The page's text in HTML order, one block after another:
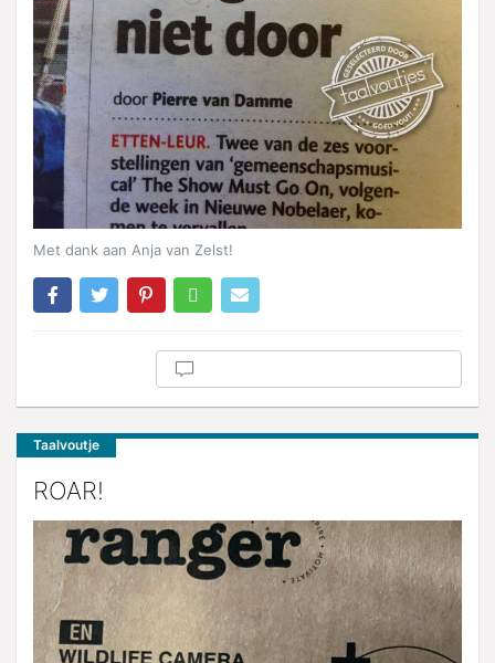
Met dank aan Anja van Zelst!
Taalvoutje
ROAR!